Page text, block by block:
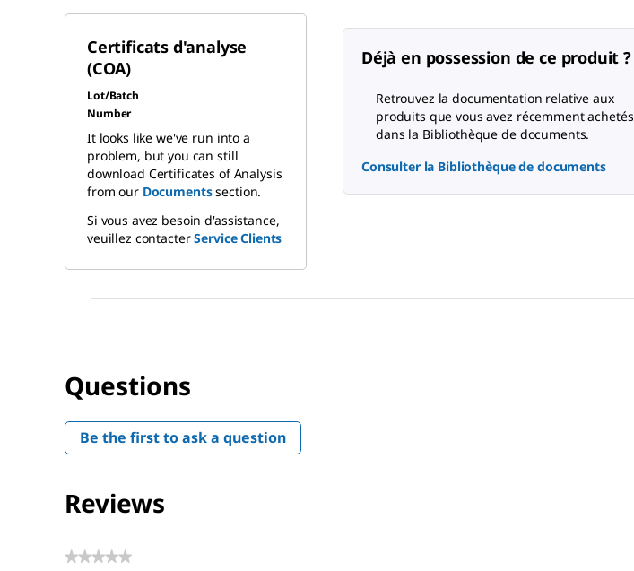
Certificats d'analyse
(COA)
Lot/Batch
Number
It looks like we've run into a
problem, but you can still
download Certificates of Analysis
from our Documentssection.
Si vous avez besoin d'assistance,
veuillez contacterService Clients
Déjà en possession de ce produit ?
Retrouvez la documentation relative aux
produits que vous avez récemment achetés
dans la Bibliothèque de documents.
Consulter la Bibliothèque de documents
Questions
Be the first to ask a question
Reviews
★★★★★